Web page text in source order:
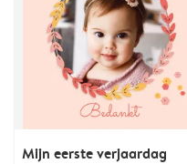
Mijn eerste verjaardag